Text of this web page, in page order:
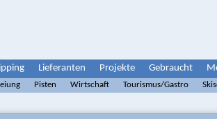
Lieferanten Projekte Gebraucht
Pisten Wirtschaft Tourismus/Gastro